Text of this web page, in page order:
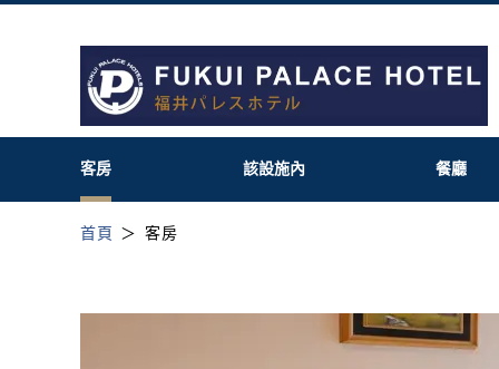
客房 該設施內 餐廳
首頁 客房